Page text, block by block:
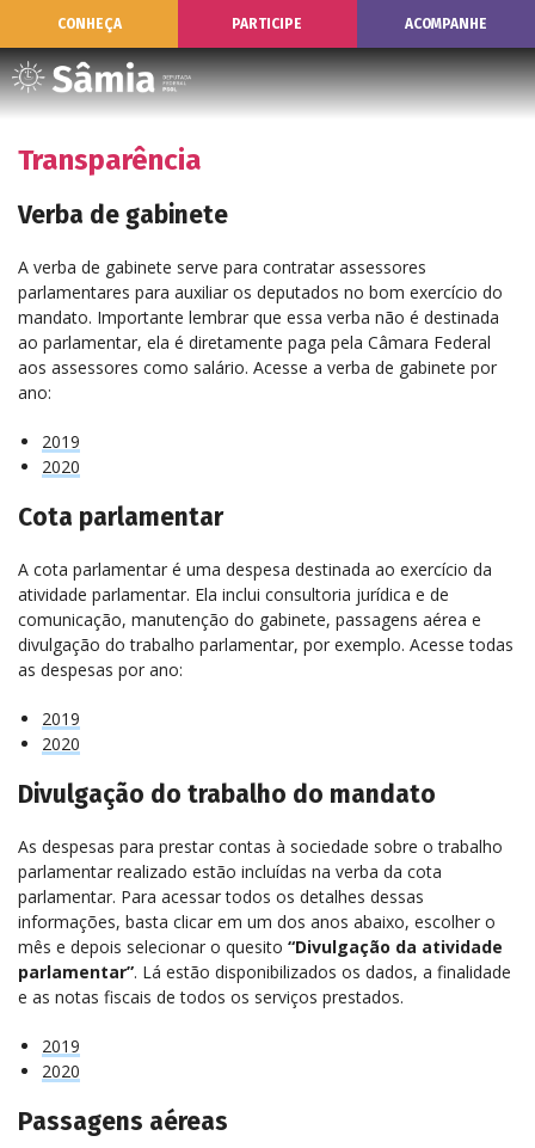
CONHEÇA PARTICIPE ACOMPANHE
Transparência
Verba de gabinete
A verba de gabinete serve para contratar assessores
parlamentares para auxiliar os deputados no bom exercício do
mandato. Importante lembrar que essa verba não é destinada
ao parlamentar, ela é diretamente paga pela Câmara Federal
aos assessores como salário. Acesse a verba de gabinete por
ano:
2019
2020
Cota parlamentar
A cota parlamentar é uma despesa destinada ao exercício da
atividade parlamentar. Ela inclui consultoria jurídica e de
comunicação, manutenção do gabinete, passagens aérea e
divulgação do trabalho parlamentar, por exemplo. Acesse todas
as despesas por ano:
2019
2020
Divulgação do trabalho do mandato
As despesas para prestar contas à sociedade sobre o trabalho
parlamentar realizado estão incluídas na verba da cota
parlamentar. Para acessar todos os detalhes dessas
informações, basta clicar em um dos anos abaixo, escolher o
mês e depois selecionar o quesito “Divulgação da atividade
parlamentar”. Lá estão disponibilizados os dados, a finalidade
e as notas fiscais de todos os serviços prestados.
2019
2020
Passagens aéreas